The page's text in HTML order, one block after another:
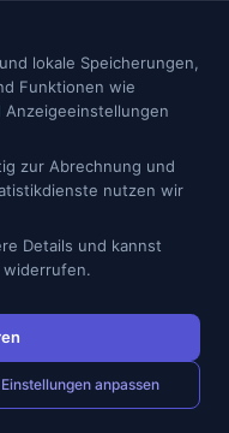
Kurzfristig oder
testweise
Viele Leistungen
Höher, dafür
Abhängig vom
kurzfristig
verfügbaren
lokale Speicherungen,
Funktionen wie
zur Abrechnung und
nutzen wir
Details und kannst
widerrufen.
Einstellungen anpassen